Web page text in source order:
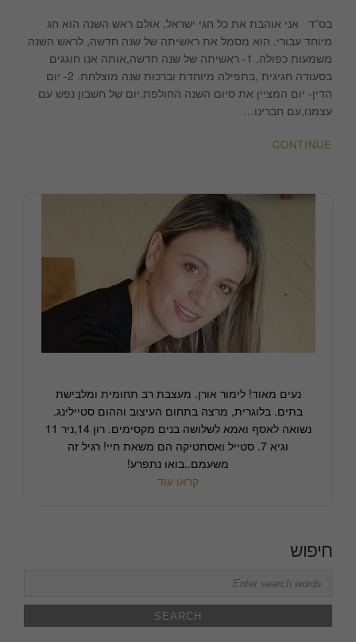
לראש
בס”ד אני אוהבת את כל חגי ישראל, אולם ראש השנה הוא חג
מיוחד עבורי. הוא מסמל את ראשיתה של שנה חדשה, לראש השנה
משמעות כפולה. 1- ראשיתה של שנה חדשה,אותה אנו חוגגים
בסעודה חגיגית ,בתפילה מיוחדת וברכות שנה מוצלחת. 2- יום
הדין- יום המציין את סיום השנה החולפת.יום של חשבון נפש עם
עצמנו,עם חברינו…
CONTINUE
נעים מאוד! לימור אורן. מעצבת רב תחומית ומלבישת
בתים. בלוגרית, מרצה בתחום העיצוב וההום סטיילינג.
נשואה לאסף ואמא לשלושה בנים מקסימים. רון 14,ניר 11
וגיא 7. סטייל ואסתטיקה הם משאת חיי! רגיל זה
משעמם..בואו נתפרע!
קראו עוד
חיפוש
Search